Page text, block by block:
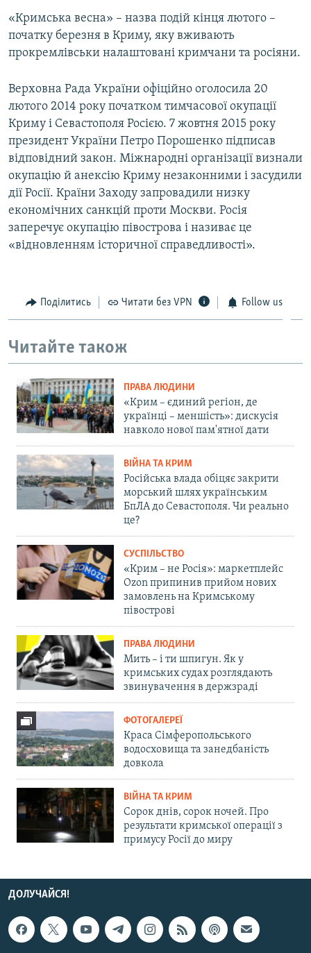
«Кримська весна» – назва подій кінця лютого –
початку березня в Криму, яку вживають
прокремлівськи налаштовані кримчани та росіяни.
Верховна Рада України офіційно оголосила 20
лютого 2014 року початком тимчасової окупації
Криму і Севастополя Росією. 7 жовтня 2015 року
президент України Петро Порошенко підписав
відповідний закон. Міжнародні організації визнали
окупацію й анексію Криму незаконними і засудили
дії Росії. Країни Заходу запровадили низку
економічних санкцій проти Москви. Росія
заперечує окупацію півострова і називає це
«відновленням історичної справедливості».
Поділитись Читати без VPN Follow us
Читайте також
ПРАВА ЛЮДИНИ
«Крим – єдиний регіон, де
українці – меншість»: дискусія
навколо нової пам'ятної дати
ВІЙНА ТА КРИМ
Російська влада обіцяє закрити
морський шлях українським
БпЛА до Севастополя. Чи реально
це?
СУСПІЛЬСТВО
«Крим – не Росія»: маркетплейс
Ozon припинив прийом нових
замовлень на Кримському
півострові
ПРАВА ЛЮДИНИ
Мить – і ти шпигун. Як у
кримських судах розглядають
звинувачення в держзраді
ФОТОГАЛЕРЕЇ
Краса Сімферопольського
водосховища та занедбаність
довкола
ВІЙНА ТА КРИМ
Сорок днів, сорок ночей. Про
результати кримської операції з
примусу Росії до миру
ДОЛУЧАЙСЯ!